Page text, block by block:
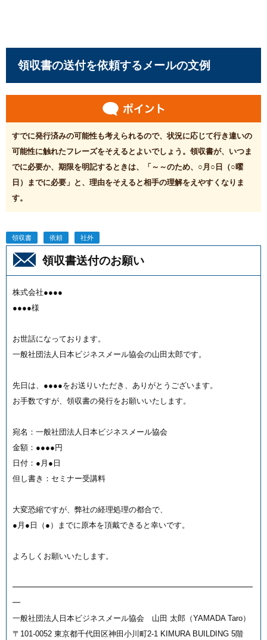
領収書の送付を依頼するメールの文例
すでに発行済みの可能性も考えられるので、状況に応じて行き違いの
可能性に触れたフレーズをそえるとよいでしょう。領収書が、いつま
でに必要か、期限を明記するときは、「～～のため、○月○日（○曜
日）までに必要」と、理由をそえると相手の理解をえやすくなりま
す。
領収書 依頼 社外
領収書送付のお願い
株式会社●●●●
●●●●様
お世話になっております。
一般社団法人日本ビジネスメール協会の山田太郎です。
先日は、●●●●をお送りいただき、ありがとうございます。
お手数ですが、領収書の発行をお願いいたします。
宛名：一般社団法人日本ビジネスメール協会
金額：●●●●円
日付：●月●日
但し書き：セミナー受講料
大変恐縮ですが、弊社の経理処理の都合で、
●月●日（●）までに原本を頂戴できると幸いです。
よろしくお願いいたします。
━━━━━━━━━━━━━━━━━━━━━━━━━━━━━━━
━
一般社団法人日本ビジネスメール協会 山田 太郎（YAMADA Taro）
〒101-0052 東京都千代田区神田小川町2-1 KIMURA BUILDING 5階